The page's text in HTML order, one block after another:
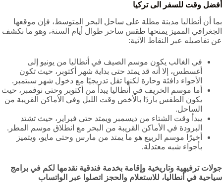
أفضل وقت للسفر الى تركيا
بما أن أنطاليا مدينة مطلة على ساحل البحر المتوسط، فإن موقعها
الجغرافي المميز يمنحها طقس ساحر طوال أيام السنة، وهو ما نكشف
عن تفاصيله عبر النقاط الآتية:
في الغالب يكون موسم الصيف في أنطاليا من يونيو إلى
أغسطس، إلا أنه قد يمتد حتى بداية شهر أكتوبر، حيث تكون
الأجواء دافئة وحارة لكنها تقل تدريجيًا مع دخول شهر سبتمبر.
أما موسم الخريف في أنطاليا يبدأ من أكتوبر وحتى نوفمبر، حيث
يكون الطقس باردًا بالأخص وقت الليل وفي الأماكن القريبة من
الساحل.
يبدأ وقت الشتاء من ديسمبر ويمتد حتى فبراير، حيث تشتد
البرودة في الأماكن القريبة من البحر مع انطلاق موسم المطر.
أخيرًا موسم الربيع هو ما يمتد من مارس وحتى مايو، ويتميز
بأجواء شبه معتدلة.
جولات ترفيهية وتاريخية وإقامة بخدمة فندقية نقدمها لكم في برامج
سياحية في أنطاليا، للاستعلام والحجز اتصلوا عبر الواتساب